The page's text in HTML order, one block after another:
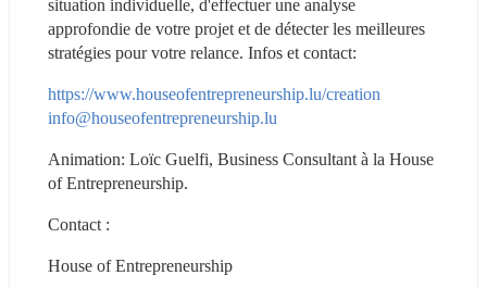
situation individuelle, d'effectuer une analyse
approfondie de votre projet et de détecter les meilleures
stratégies pour votre relance. Infos et contact:
https://www.houseofentrepreneurship.lu/creation
info@houseofentrepreneurship.lu
Animation: Loïc Guelfi, Business Consultant à la House
of Entrepreneurship.
Contact :
House of Entrepreneurship